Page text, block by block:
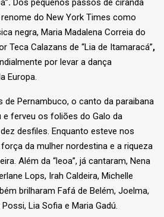
do New York Times como
negra, Maria Madalena Correia do
Teca Calazans de “Lia de Itamaracá”,
por levar a dança
Europa.
de Pernambuco, o canto da paraibana
e ferveu os foliões do Galo da
desfiles. Enquanto esteve nos
da mulher nordestina e a riqueza
Além da “leoa”, já cantaram, Nena
Lops, Irah Caldeira, Michelle
brilharam Fafá de Belém, Joelma,
Lia Sofia e Maria Gadú.